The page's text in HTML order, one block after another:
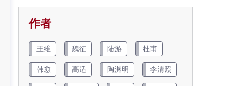
作者
王维 魏征 陆游 杜甫
韩愈 高适 陶渊明 李清照